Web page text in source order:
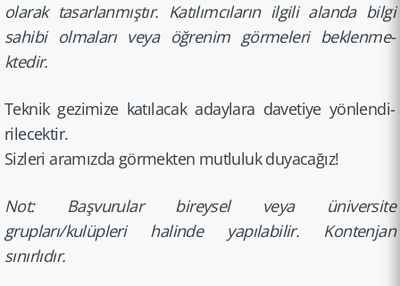
olarak tasarlan­mıştır. Katılımc­ıların ilgili alanda bilgi
sahibi olmaları veya öğrenim görmeleri beklenme­
ktedir.
Teknik gezimize katılacak adaylara davetiye yönlendi­
rilecektir.
Sizleri aramızda görmekten mutluluk duyacağız!
Not: Başvurular bireysel veya üniversite
grupları/kulüpleri halinde yapılabi­lir. Kontenjan
sınırlıdır.